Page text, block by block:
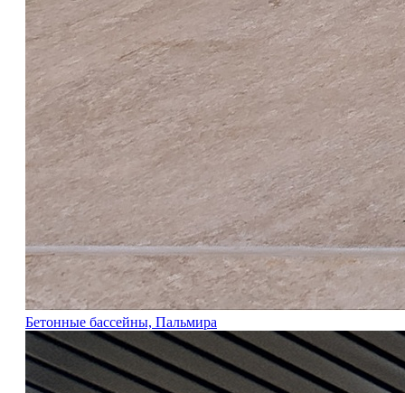
Бетонные бассейны, Пальмира